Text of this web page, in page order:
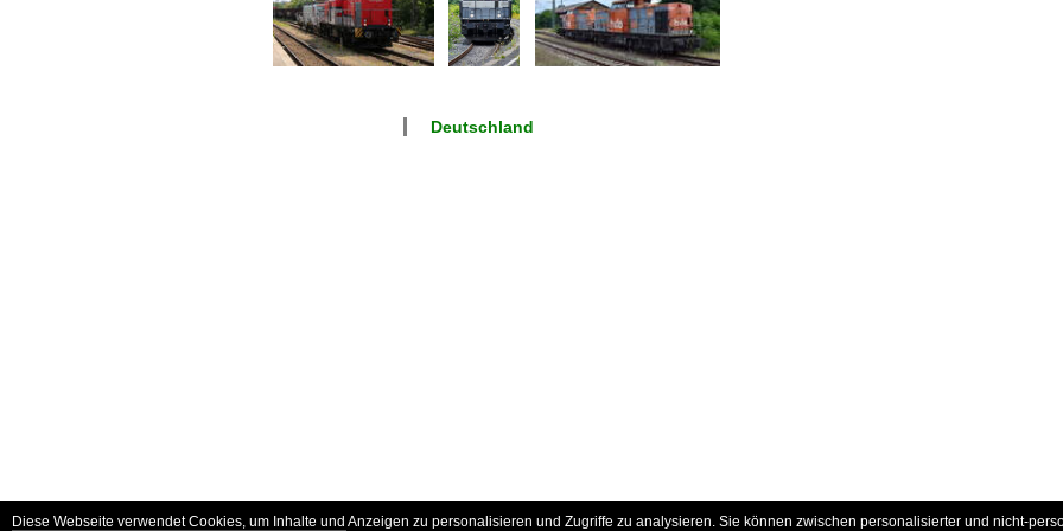
Deutschland
Diese Webseite verwendet Cookies, um Inhalte und Anzeigen zu personalisieren und Zugriffe zu analysieren. Sie können zwischen personalisierter und nicht-